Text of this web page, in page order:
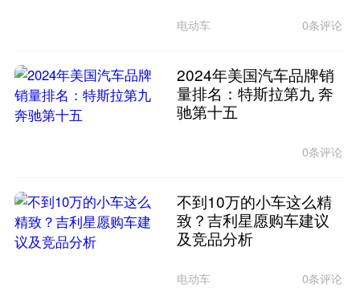
电动车 0条评论
2024年美国汽车品牌销
量排名：特斯拉第九 奔
驰第十五
0条评论
不到10万的小车这么精
致？吉利星愿购车建议
及竞品分析
电动车 0条评论